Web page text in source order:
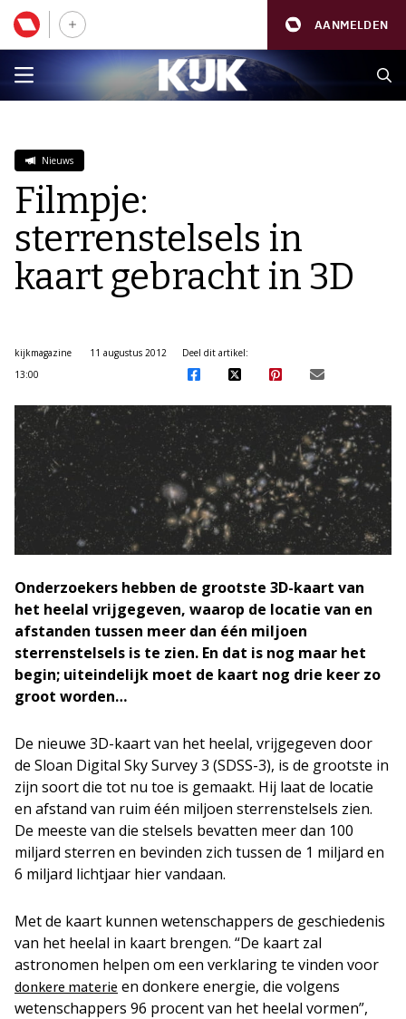
AANMELDEN
Nieuws
Filmpje:
sterrenstelsels in
kaart gebracht in 3D
kijkmagazine
11 augustus 2012
13:00
Deel dit artikel:
Onderzoekers hebben de grootste 3D-kaart van
het heelal vrijgegeven, waarop de locatie van en
afstanden tussen meer dan één miljoen
sterrenstelsels is te zien. En dat is nog maar het
begin; uiteindelijk moet de kaart nog drie keer zo
groot worden…
De nieuwe 3D-kaart van het heelal, vrijgegeven door
de Sloan Digital Sky Survey 3 (SDSS-3), is de grootste in
zijn soort die tot nu toe is gemaakt. Hij laat de locatie
en afstand van ruim één miljoen sterrenstelsels zien.
De meeste van die stelsels bevatten meer dan 100
miljard sterren en bevinden zich tussen de 1 miljard en
6 miljard lichtjaar hier vandaan.
Met de kaart kunnen wetenschappers de geschiedenis
van het heelal in kaart brengen. “De kaart zal
astronomen helpen om een verklaring te vinden voor
donkere materie en donkere energie, die volgens
wetenschappers 96 procent van het heelal vormen”,